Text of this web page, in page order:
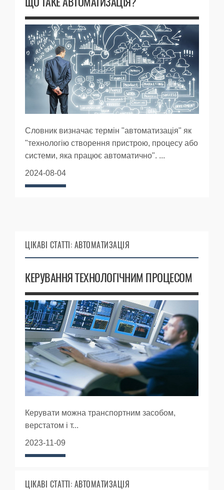
Словник визначає термін "автоматизація" як
"технологію створення пристрою, процесу або
системи, яка працює автоматично". ...
2024-08-04
ЦІКАВІ СТАТТІ: АВТОМАТИЗАЦІЯ
КЕРУВАННЯ ТЕХНОЛОГІЧНИМ ПРОЦЕСОМ
Керувати можна транспортним засобом,
верстатом і т...
2023-11-09
ЦІКАВІ СТАТТІ: АВТОМАТИЗАЦІЯ